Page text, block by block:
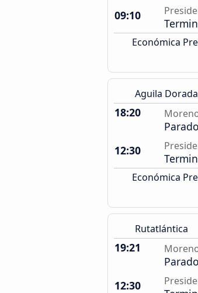
09:10
Económica
Aguila Dorada
18:20
12:30
Económica
Rutatlántica
19:21
12:30